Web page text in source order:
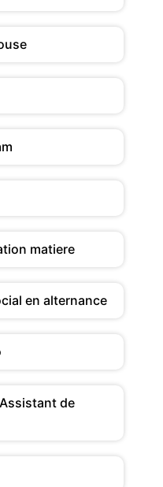
matiere
en alternance
de